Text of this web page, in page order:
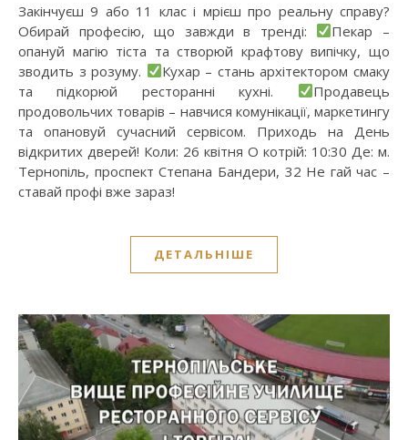
Закінчуєш 9 або 11 клас і мрієш про реальну справу?
Обирай професію, що завжди в тренді:
Пекар –
опануй магію тіста та створюй крафтову випічку, що
зводить з розуму.
Кухар – стань архітектором смаку
та підкорюй ресторанні кухні.
Продавець
продовольчих товарів – навчися комунікації, маркетингу
та опановуй сучасний сервісом. Приходь на День
відкритих дверей! Коли: 26 квітня О котрій: 10:30 Де: м.
Тернопіль, проспект Степана Бандери, 32 Не гай час –
ставай профі вже зараз!
ДЕТАЛЬНІШЕ